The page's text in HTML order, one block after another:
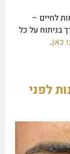
לחיים –
בניתוח על כל
כאן.
לפני